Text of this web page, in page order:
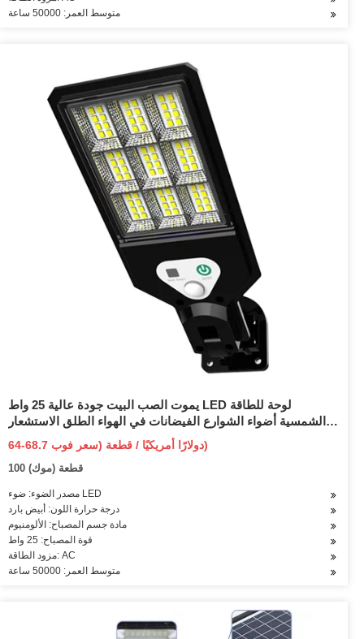
متوسط العمر: 50000 ساعة
يموت الصب البيت جودة عالية 25 واط LED لوحة للطاقة
الشمسية أضواء الشوارع الفيضانات في الهواء الطلق الاستشعار
64-68.7 دولارًا أمريكيًا / قطعة (سعر فوب)
100 قطعة (موك)
مصدر الضوء: ضوء LED
درجة حرارة اللون: أبيض بارد
مادة جسم المصباح: الألومنيوم
قوة المصباح: 25 واط
مزود الطاقة: AC
متوسط العمر: 50000 ساعة